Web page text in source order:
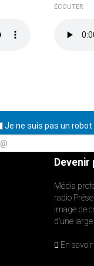
ÉCOUTER
Je ne suis pas un robot
@
Média
radio
image de
d’une
En